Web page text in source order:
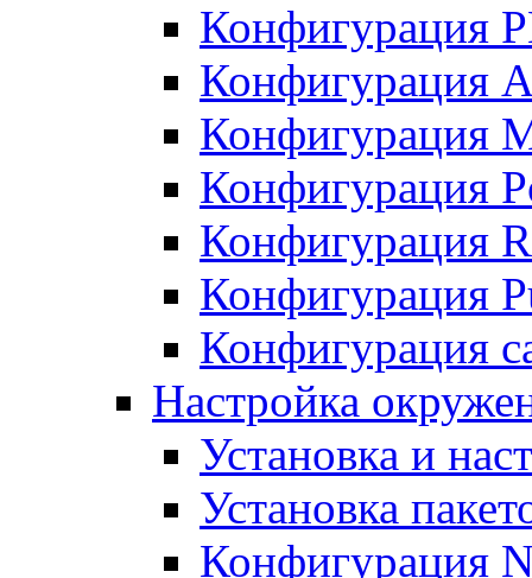
Конфигурация
Конфигурация
Конфигурация
Конфигурация
Конфигурация
Конфигурация
Конфигурация
Настройка
Установка и
Установка
Конфигурация